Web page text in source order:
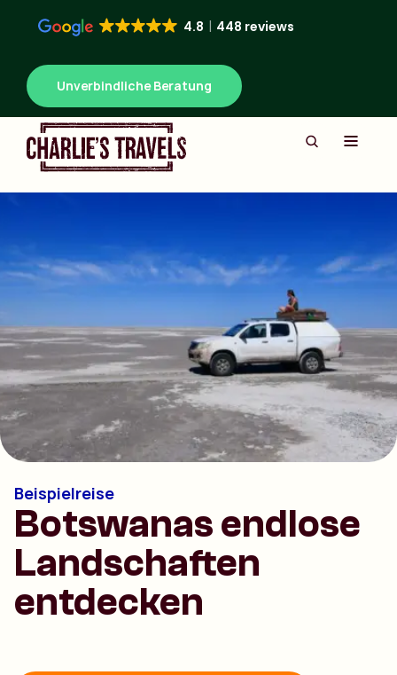
4.8 448 reviews
Unverbindliche Beratung
Beispielreise
Botswanas endlose
Landschaften
entdecken